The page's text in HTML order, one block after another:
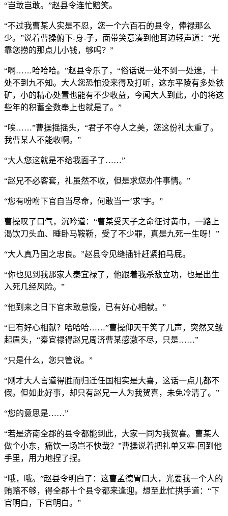
“岂敢岂敢。”赵县令连忙赔笑。
“不过我曹某人实是不忍，您一个六百石的县令，俸禄那么
少。”说着曹操俯下-身-子，面带笑意凑到他耳边轻声道：“光
靠您捞的那点儿小钱，够吗？”
“啊……哈哈哈。”赵县令乐了，“俗话说一处不到一处迷，十
处不到九不知。大人您恐怕没来得及打听，这东平陵有多处铁
矿，小的精心处置也能有不少收益，今闻大人到此，小的将这
些年的积蓄全数奉上也就是了。”
“唉……”曹操摇摇头，“君子不夺人之美，您这份礼太重了。
我曹某人不能收啊。”
“大人您这就是不给我面子了……”
“赵兄不必客套，礼虽然不收，但是求您办件事情。”
“您有吩咐下官自当尽命，何敢当一‘求’字。”
曹操叹了口气，沉吟道：“曹某受天子之命征讨黄巾，一路上
渴饮刀头血、睡卧马鞍鞒，受了不少罪，真是九死一生呀！”
“大人真乃国之忠良。”赵县令见缝插针赶紧拍马屁。
“你也见到我那家人秦宜禄了，他跟着我杀敌立功，也是出生
入死几经风险。”
“他到来之日下官未敢怠慢，已有好心相献。”
“已有好心相献？哈哈哈……”曹操仰天干笑了几声，突然又皱
起眉头，“秦宜禄得赵兄周济曹某感激不尽，只是……”
“只是什么，您只管说。”
“刚才大人言道得胜而归迁任国相实是大喜，这话一点儿都不
假。但如此好事，却只有赵兄一人为我贺喜，未免冷清了。”
“您的意思是……”
“若是济南全郡的县令都能到此，大家一同为我贺喜。曹某人
做个小东，痛饮一场岂不快哉？”曹操说着把礼单又塞-回到他
手里，用力地捏了捏。
“哦，哦。”赵县令明白了：这曹孟德胃口大，光要我一个人的
贿赂不够，得全郡十个县令都来逢迎。想至此忙拱手道：“下
官明白，下官明白。”